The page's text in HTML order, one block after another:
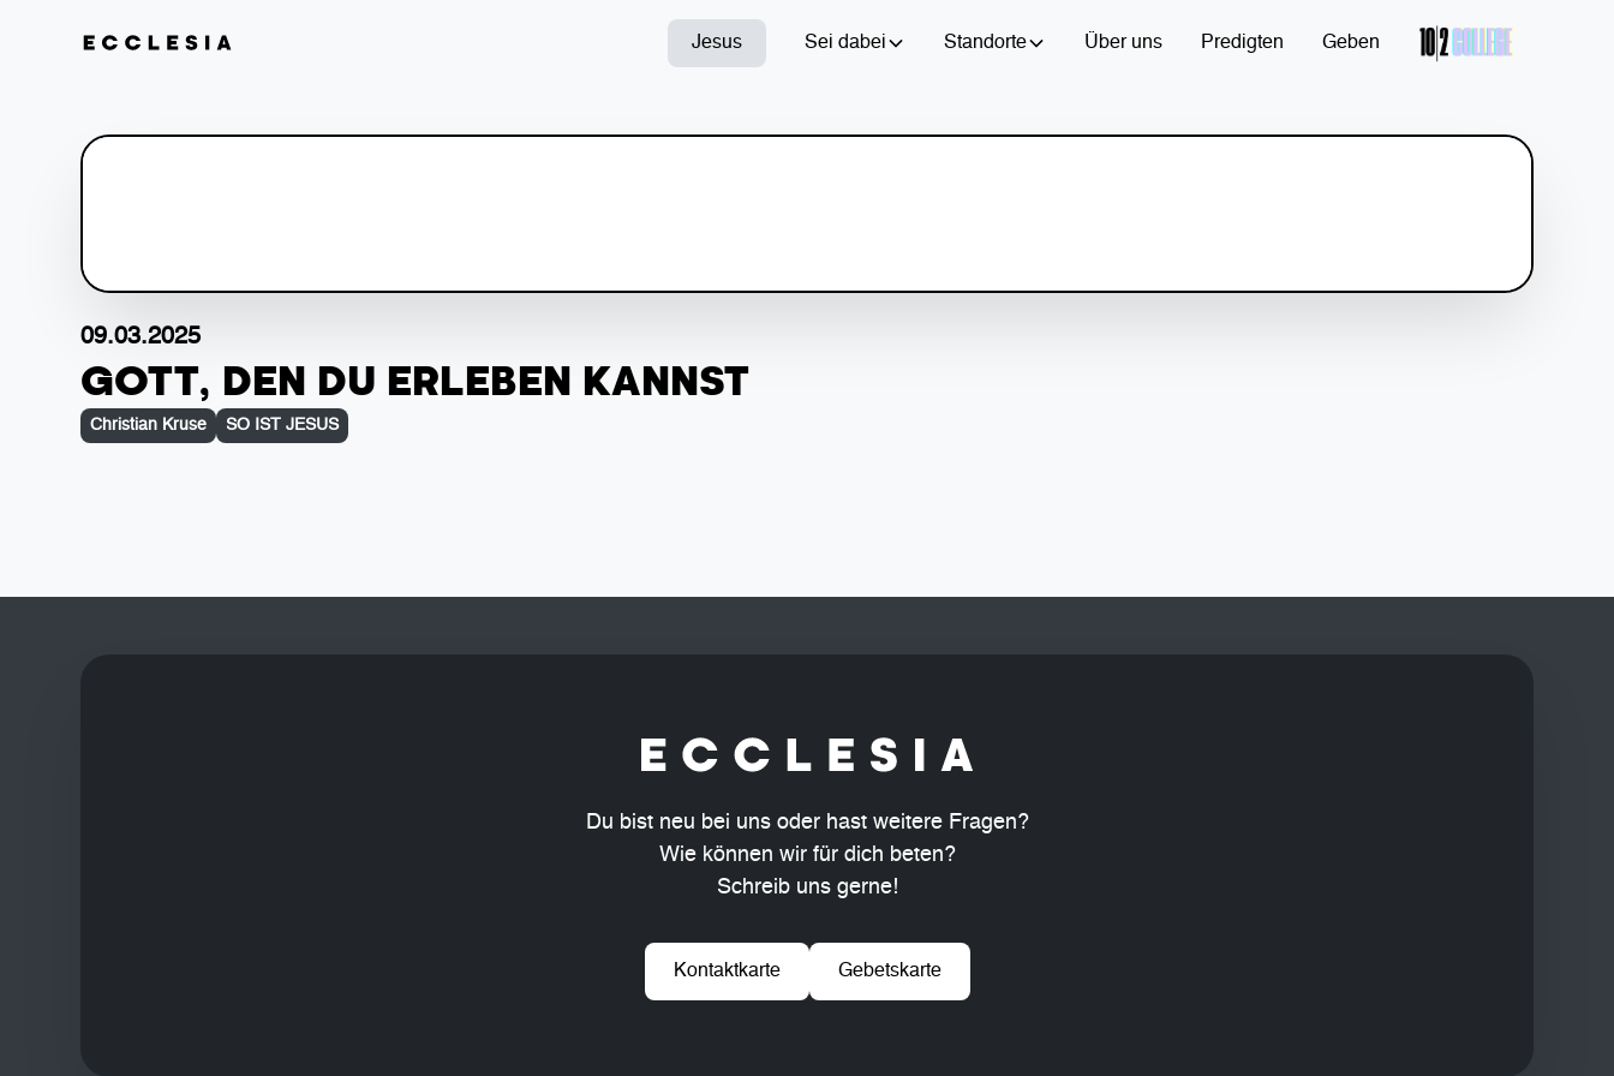
Jesus Sei dabei Standorte Über uns Predigten Geben
09.03.2025
GOTT, DEN DU ERLEBEN KANNST
Christian Kruse SO IST JESUS
Du bist neu bei uns oder hast weitere Fragen?
Wie können wir für dich beten?
Schreib uns gerne!
Kontaktkarte Gebetskarte